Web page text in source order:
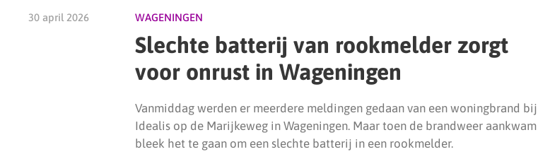
30 april 2026 WAGENINGEN
Slechte batterij van rookmelder zorgt
voor onrust in Wageningen
Vanmiddag werden er meerdere meldingen gedaan van een woningbrand bij
Idealis op de Marijkeweg in Wageningen. Maar toen de brandweer aankwam
bleek het te gaan om een slechte batterij in een rookmelder.